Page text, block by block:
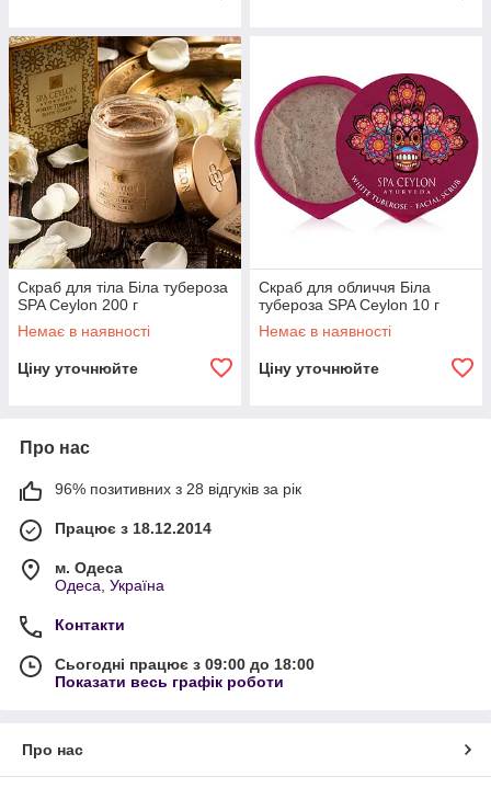
Скраб для тіла Біла тубероза
SPA Ceylon 200 г
Немає в наявності
Ціну уточнюйте
Скраб для обличчя Біла
тубероза SPA Ceylon 10 г
Немає в наявності
Ціну уточнюйте
Про нас
96% позитивних з 28 відгуків за рік
Працює з 18.12.2014
м. Одеса
Одеса, Україна
Контакти
Сьогодні працює з 09:00 до 18:00
Показати весь графік роботи
Про нас